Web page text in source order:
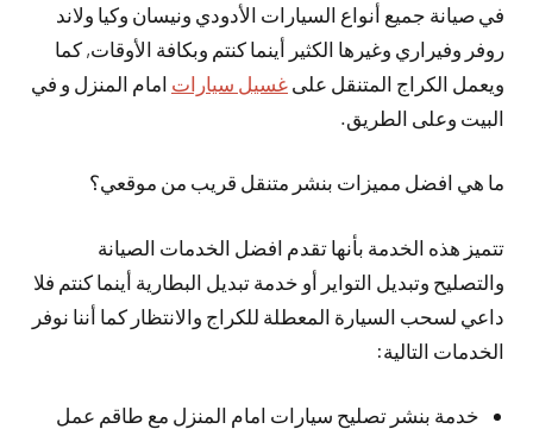
في صيانة جميع أنواع السيارات الأدودي ونيسان وكيا ولاند
روفر وفيراري وغيرها الكثير أينما كنتم وبكافة الأوقات, كما
ويعمل الكراج المتنقل على غسيل سيارات امام المنزل و في
البيت وعلى الطريق.
ما هي افضل مميزات بنشر متنقل قريب من موقعي؟
تتميز هذه الخدمة بأنها تقدم افضل الخدمات الصيانة
والتصليح وتبديل التواير أو خدمة تبديل البطارية أينما كنتم فلا
داعي لسحب السيارة المعطلة للكراج والانتظار كما أننا نوفر
الخدمات التالية:
خدمة بنشر تصليح سيارات امام المنزل مع طاقم عمل